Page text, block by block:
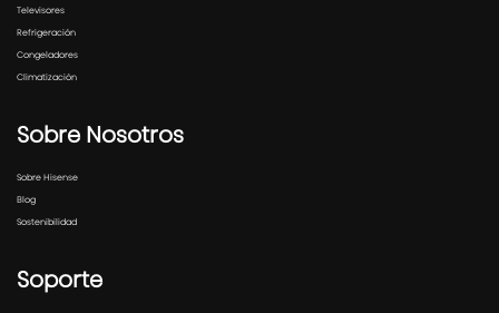
Televisores
Refrigeración
Congeladores
Climatización
Sobre Nosotros
Sobre Hisense
Blog
Sostenibilidad
Soporte